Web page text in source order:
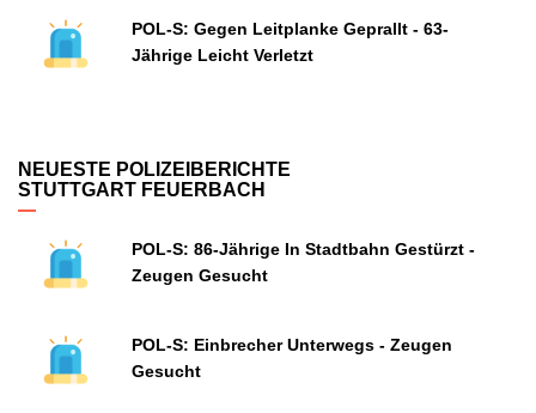
POL-S: Gegen Leitplanke Geprallt - 63-
Jährige Leicht Verletzt
NEUESTE POLIZEIBERICHTE
STUTTGART FEUERBACH
POL-S: 86-Jährige In Stadtbahn Gestürzt -
Zeugen Gesucht
POL-S: Einbrecher Unterwegs - Zeugen
Gesucht